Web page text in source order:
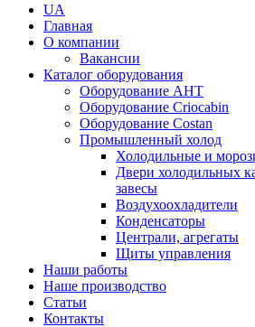
UA
Главная
О компании
Вакансии
Каталог оборудования
Оборудование AHT
Оборудование Criocabin
Оборудование Costan
Промышленный холод
Холодильные и
Двери холодильных
завесы
Воздухоохладители
Конденсаторы
Централи, агрегаты
Щиты управления
Наши работы
Наше производство
Статьи
Контакты